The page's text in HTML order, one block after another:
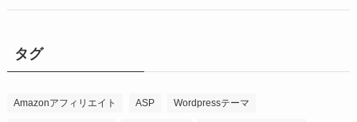
タグ
Amazonアフィリエイト ASP Wordpressテーマ